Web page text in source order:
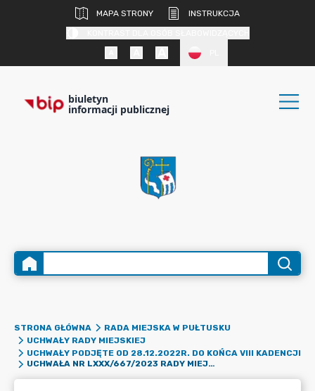
MAPA STRONY
INSTRUKCJA
biuletyn
informacji publicznej
STRONA GŁÓWNA
RADA MIEJSKA W PUŁTUSKU
UCHWAŁY RADY MIEJSKIEJ
UCHWAŁY PODJĘTE OD 28.12.2022R. DO KOŃCA VIII KADENCJI
UCHWAŁA NR LXXX/667/2023 RADY MIEJSKIEJ W PUŁTUSKU Z DNIA 26 KWIETNIA 2023 R. W SPRAWIE ZMIANY WIELOLETNIEJ PROGNOZY FINANSOWEJ GMINY PUŁTUSK